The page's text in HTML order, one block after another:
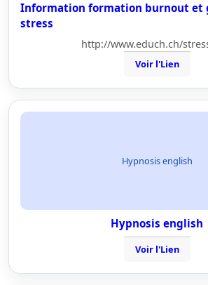
Information formation burnout et
stress
http://www.educh.ch/
Voir l'Lien
Hypnosis english
Hypnosis english
Voir l'Lien